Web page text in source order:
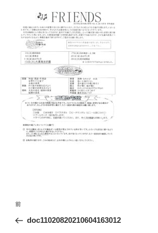
投
ナ
前
の
前
doc11020820210604163012